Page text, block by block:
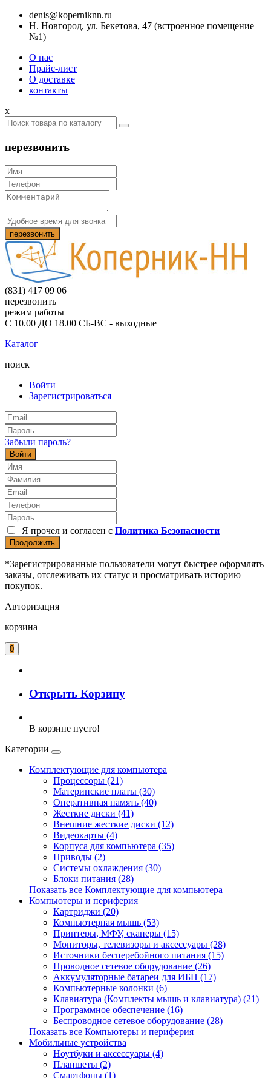
denis@koperniknn.ru
Н. Новгород, ул. Бекетова, 47 (встроенное помещение
№1)
О нас
Прайс-лист
О доставке
контакты
x
перезвонить
(831) 417 09 06
перезвонить
режим работы
С 10.00 ДО 18.00 СБ-ВС - выходные
Каталог
поиск
Войти
Зарегистрироваться
Забыли пароль?
Войти
Я прочел и согласен с Политика Безопасности
Продолжить
*Зарегистрированные пользователи могут быстрее оформлять
заказы, отслеживать их статус и просматривать историю
покупок.
Авторизация
корзина
0
Открыть Корзину
В корзине пусто!
Категории
Комплектующие для компьютера
Процессоры (21)
Материнские платы (30)
Оперативная память (40)
Жесткие диски (41)
Внешние жесткие диски (12)
Видеокарты (4)
Корпуса для компьютера (35)
Приводы (2)
Системы охлаждения (30)
Блоки питания (28)
Показать все Комплектующие для компьютера
Компьютеры и периферия
Картриджи (20)
Компьютерная мышь (53)
Принтеры, МФУ, сканеры (15)
Мониторы, телевизоры и аксессуары (28)
Источники бесперебойного питания (15)
Проводное сетевое оборудование (26)
Аккумуляторные батареи для ИБП (17)
Компьютерные колонки (6)
Клавиатура (Комплекты мышь и клавиатура) (21)
Программное обеспечение (16)
Беспроводное сетевое оборудование (28)
Показать все Компьютеры и периферия
Мобильные устройства
Ноутбуки и аксессуары (4)
Планшеты (2)
Смартфоны (1)